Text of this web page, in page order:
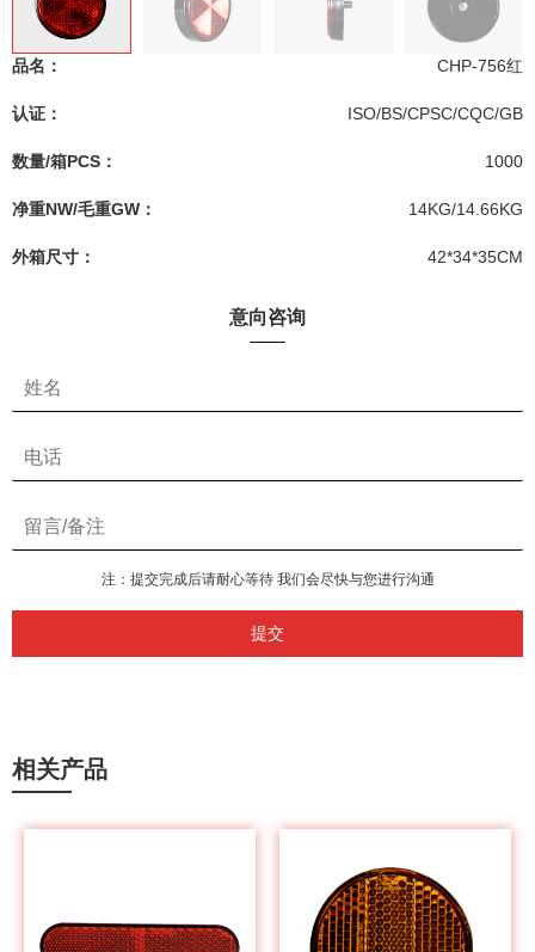
品名： CHP-756红
认证： ISO/BS/CPSC/CQC/GB
数量/箱PCS： 1000
净重NW/毛重GW： 14KG/14.66KG
外箱尺寸： 42*34*35CM
意向咨询
提交
注：提交完成后请耐心等待 我们会尽快与您进行沟通
相关产品